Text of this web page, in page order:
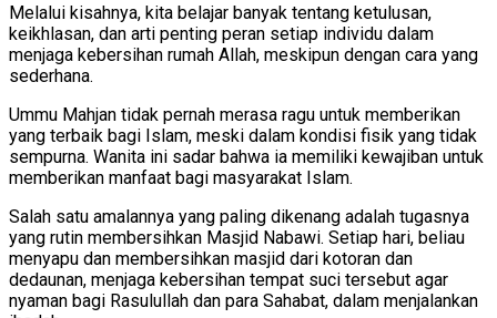
Melalui kisahnya, kita belajar banyak tentang ketulusan,
keikhlasan, dan arti penting peran setiap individu dalam
menjaga kebersihan rumah Allah, meskipun dengan cara yang
sederhana.
Ummu Mahjan tidak pernah merasa ragu untuk memberikan
yang terbaik bagi Islam, meski dalam kondisi fisik yang tidak
sempurna. Wanita ini sadar bahwa ia memiliki kewajiban untuk
memberikan manfaat bagi masyarakat Islam.
Salah satu amalannya yang paling dikenang adalah tugasnya
yang rutin membersihkan Masjid Nabawi. Setiap hari, beliau
menyapu dan membersihkan masjid dari kotoran dan
dedaunan, menjaga kebersihan tempat suci tersebut agar
nyaman bagi Rasulullah dan para Sahabat, dalam menjalankan